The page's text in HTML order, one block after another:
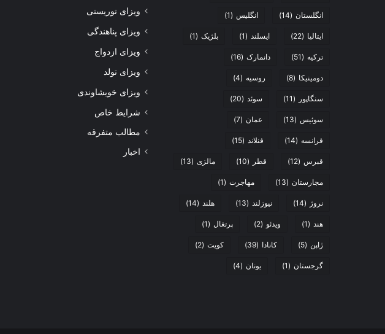
انگلستان (14) انگلیس (1)
ایتالیا (22) ایسلند (1) بلژیک (1)
ترکیه (51) دانمارک (16)
دومینیکا (8) روسیه (4)
سنگاپور (11) سوئد (20)
سوئیس (13) عمان (7)
فرانسه (14) فنلاند (15)
قبرس (12) قطر (10) مالزی (13)
مجارستان (13) مهاجرت (1)
نروژ (14) نیوزلند (13) هلند (14)
هند (1) ویدئو (2) پرتغال (1)
ژاپن (5) کانادا (39) کویت (2)
گرجستان (1) یونان (4)
ویزای توریستی
ویزای پناهندگی
ویزای ازدواج
ویزای تولد
ویزای خویشاوندی
شرایط خاص
مطالب متفرقه
اخبار